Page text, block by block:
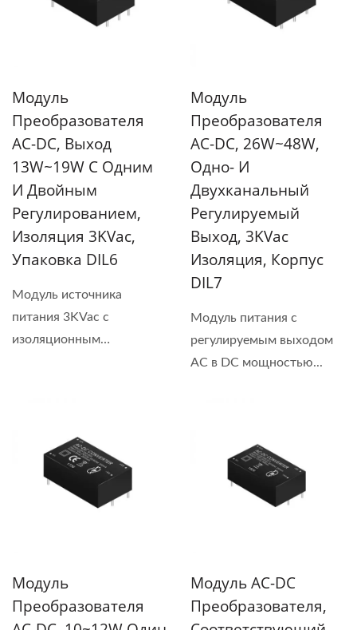
Модуль
Преобразователя
AC-DC, Выход
13W~19W С Одним
И Двойным
Регулированием,
Изоляция 3KVac,
Упаковка DIL6
Модуль источника
питания 3KVac с
изоляционным
Модуль
Преобразователя
AC-DC, 26W~48W,
Одно- И
Двухканальный
Регулируемый
Выход, 3KVac
Изоляция, Корпус
DIL7
Модуль питания с
регулируемым выходом
AC в DC мощностью...
Модуль
Преобразователя
Модуль AC-DC
Преобразователя,